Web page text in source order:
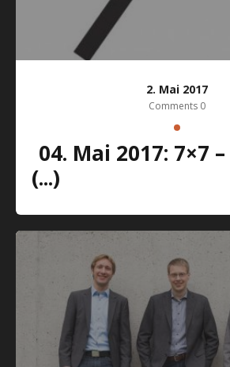
2. Mai 2017
Comments 0
04. Mai 2017: 7×7 – Sieben
(...)